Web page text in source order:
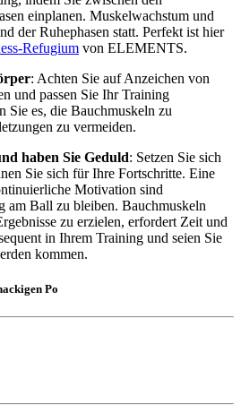
einplanen. Muskelwachstum und
der Ruhephasen statt. Perfekt ist hier
Refugium von ELEMENTS.
: Achten Sie auf Anzeichen von
und passen Sie Ihr Training
Sie es, die Bauchmuskeln zu
zu vermeiden.
haben Sie Geduld: Setzen Sie sich
Sie sich für Ihre Fortschritte. Eine
Motivation sind
am Ball zu bleiben. Bauchmuskeln
zu erzielen, erfordert Zeit und
in Ihrem Training und seien Sie
kommen.
Po